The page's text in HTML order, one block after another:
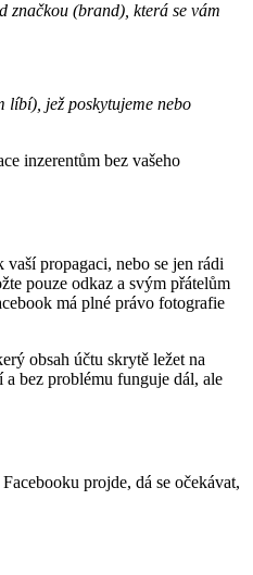
značkou (brand), která se vám
líbí), jež poskytujeme nebo
inzerentům bez vašeho
propagaci, nebo se jen rádi
pouze odkaz a svým přátelům
má plné právo fotografie
obsah účtu skrytě ležet na
bez problému funguje dál, ale
projde, dá se očekávat,